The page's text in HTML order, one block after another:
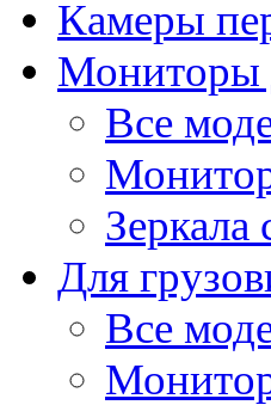
Камеры
Мониторы
Все
Для
Все